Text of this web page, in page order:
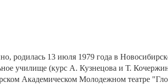
родилась 13 июля 1979 года в
училище (курс А. Кузнецова и Т.
Академическом Молодежном театре